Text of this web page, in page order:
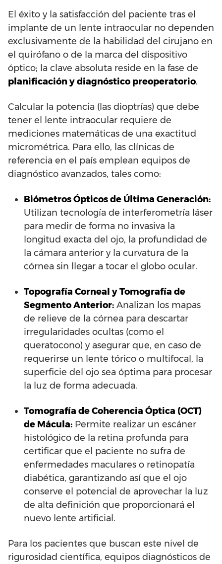
El éxito y la satisfacción del paciente tras el
implante de un lente intraocular no dependen
exclusivamente de la habilidad del cirujano en
el quirófano o de la marca del dispositivo
óptico; la clave absoluta reside en la fase de
planificación y diagnóstico preoperatorio.
Calcular la potencia (las dioptrías) que debe
tener el lente intraocular requiere de
mediciones matemáticas de una exactitud
micrométrica. Para ello, las clínicas de
referencia en el país emplean equipos de
diagnóstico avanzados, tales como:
Biómetros Ópticos de Última Generación:
Utilizan tecnología de interferometría láser
para medir de forma no invasiva la
longitud exacta del ojo, la profundidad de
la cámara anterior y la curvatura de la
córnea sin llegar a tocar el globo ocular.
Topografía Corneal y Tomografía de
Segmento Anterior: Analizan los mapas
de relieve de la córnea para descartar
irregularidades ocultas (como el
queratocono) y asegurar que, en caso de
requerirse un lente tórico o multifocal, la
superficie del ojo sea óptima para procesar
la luz de forma adecuada.
Tomografía de Coherencia Óptica (OCT)
de Mácula: Permite realizar un escáner
histológico de la retina profunda para
certificar que el paciente no sufra de
enfermedades maculares o retinopatía
diabética, garantizando así que el ojo
conserve el potencial de aprovechar la luz
de alta definición que proporcionará el
nuevo lente artificial.
Para los pacientes que buscan este nivel de
rigurosidad científica, equipos diagnósticos de